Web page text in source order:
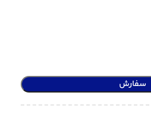
سفارش